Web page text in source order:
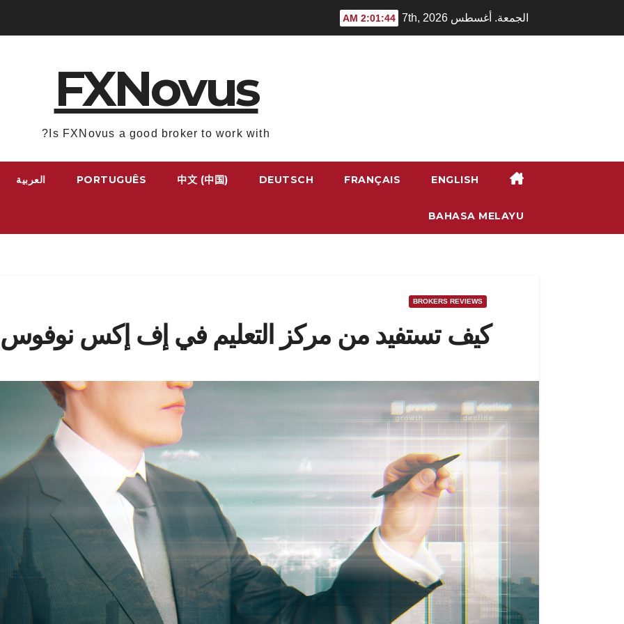
الجمعة. أغسطس 7th, 2026 2:01:46 AM
FXNovus
Is FXNovus a good broker to work with?
ENGLISH
FRANÇAIS
DEUTSCH
中文 (中国)
PORTUGUÊS العربية
BAHASA MELAYU
BROKERS REVIEWS
كيف تستفيد من مركز التعليم في إف إكس نوفوس